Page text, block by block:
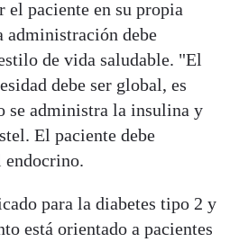
el paciente en su propia
administración debe
de vida saludable. "El
debe ser global, es
se administra la insulina y
El paciente debe
endocrino.
para la diabetes tipo 2 y
está orientado a pacientes